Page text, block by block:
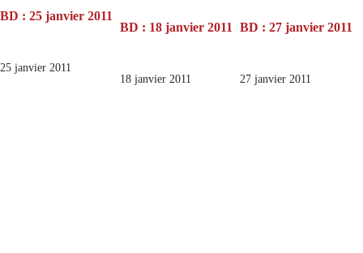
BD : 25 janvier 2011
25 janvier 2011
BD : 18 janvier 2011
18 janvier 2011
BD : 27 janvier 2011
27 janvier 2011